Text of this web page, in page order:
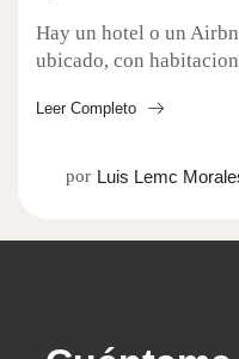
Hay un hotel o un
ubicado, con
Leer Completo
por Luis Lemc